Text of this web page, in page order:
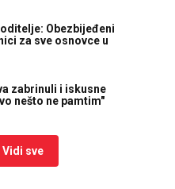
Obezbijeđeni
za sve osnovce u
zabrinuli i iskusne
nešto ne pamtim"
Vidi sve